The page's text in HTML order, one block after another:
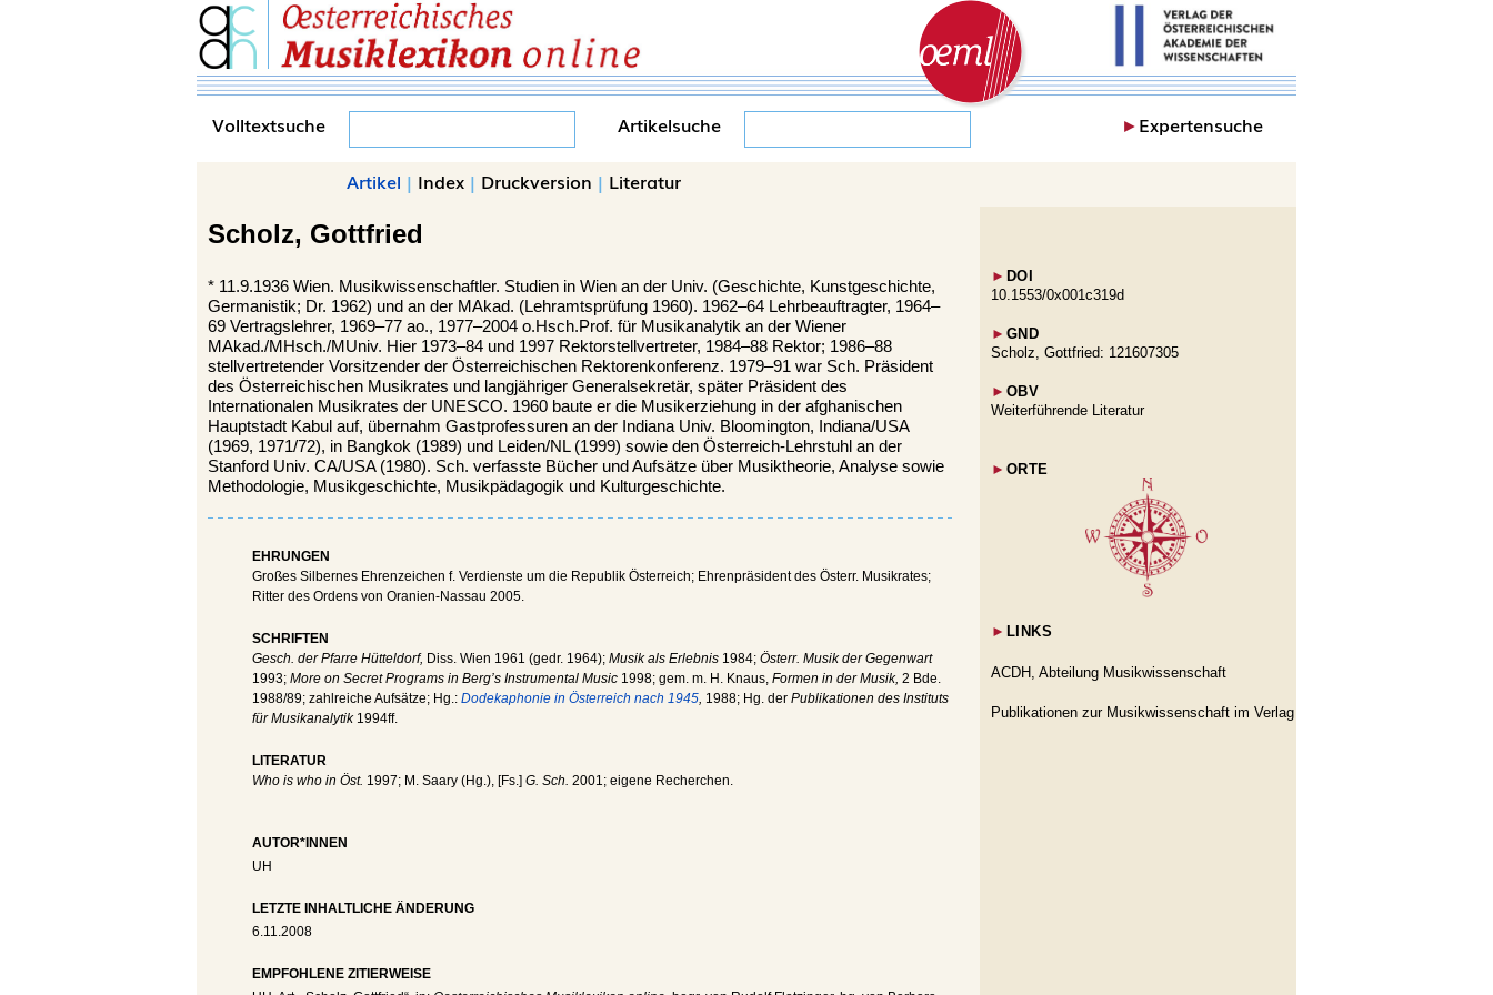
Volltextsuche Artikelsuche ►Expertensuche
Artikel | Index | Druckversion | Literatur
Scholz, Gottfried
* 11.9.1936 Wien. Musikwissenschaftler. Studien in Wien an der Univ. (Geschichte, Kunstgeschichte,
Germanistik; Dr. 1962) und an der MAkad. (Lehramtsprüfung 1960). 1962–64 Lehrbeauftragter, 1964–
69 Vertragslehrer, 1969–77 ao., 1977–2004 o.Hsch.Prof. für Musikanalytik an der Wiener
MAkad./MHsch./MUniv. Hier 1973–84 und 1997 Rektorstellvertreter, 1984–88 Rektor; 1986–88
stellvertretender Vorsitzender der Österreichischen Rektorenkonferenz. 1979–91 war Sch. Präsident
des Österreichischen Musikrates und langjähriger Generalsekretär, später Präsident des
Internationalen Musikrates der UNESCO. 1960 baute er die Musikerziehung in der afghanischen
Hauptstadt Kabul auf, übernahm Gastprofessuren an der Indiana Univ. Bloomington, Indiana/USA
(1969, 1971/72), in Bangkok (1989) und Leiden/NL (1999) sowie den Österreich-Lehrstuhl an der
Stanford Univ. CA/USA (1980). Sch. verfasste Bücher und Aufsätze über Musiktheorie, Analyse sowie
Methodologie, Musikgeschichte, Musikpädagogik und Kulturgeschichte.
EHRUNGEN
Großes Silbernes Ehrenzeichen f. Verdienste um die Republik Österreich; Ehrenpräsident des Österr. Musikrates;
Ritter des Ordens von Oranien-Nassau 2005.
SCHRIFTEN
Gesch. der Pfarre Hütteldorf, Diss. Wien 1961 (gedr. 1964); Musik als Erlebnis 1984; Österr. Musik der Gegenwart
1993; More on Secret Programs in Berg’s Instrumental Music 1998; gem. m. H. Knaus, Formen in der Musik, 2 Bde.
1988/89; zahlreiche Aufsätze; Hg.: Dodekaphonie in Österreich nach 1945, 1988; Hg. der Publikationen des Instituts
für Musikanalytik 1994ff.
LITERATUR
Who is who in Öst. 1997; M. Saary (Hg.), [Fs.] G. Sch. 2001; eigene Recherchen.
AUTOR*INNEN
UH
LETZTE INHALTLICHE ÄNDERUNG
6.11.2008
EMPFOHLENE ZITIERWEISE
► DOI
10.1553/0x001c319d
► GND
Scholz, Gottfried: 121607305
► OBV
Weiterführende Literatur
► ORTE
► LINKS
ACDH, Abteilung Musikwissenschaft
Publikationen zur Musikwissenschaft im Verlag